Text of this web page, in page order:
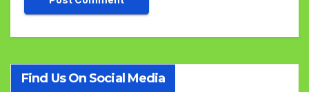
Find Us On Social Media